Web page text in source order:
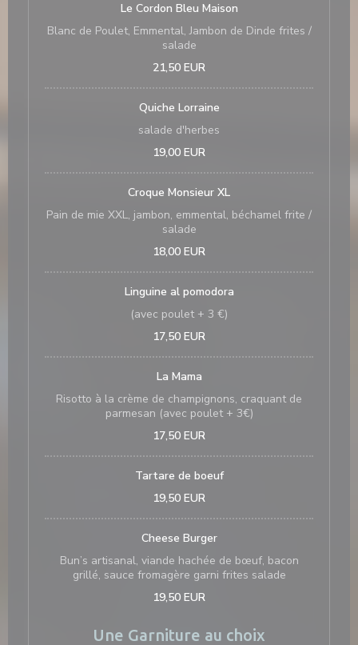
Le Cordon Bleu Maison
Blanc de Poulet, Emmental, Jambon de Dinde frites /
salade
21,50 EUR
Quiche Lorraine
salade d'herbes
19,00 EUR
Croque Monsieur XL
Pain de mie XXL, jambon, emmental, béchamel frite /
salade
18,00 EUR
Linguine al pomodora
(avec poulet + 3 €)
17,50 EUR
La Mama
Risotto à la crème de champignons, craquant de
parmesan (avec poulet + 3€)
17,50 EUR
Tartare de boeuf
19,50 EUR
Cheese Burger
Bun’s artisanal, viande hachée de bœuf, bacon
grillé, sauce fromagère garni frites salade
19,50 EUR
Une Garniture au choix